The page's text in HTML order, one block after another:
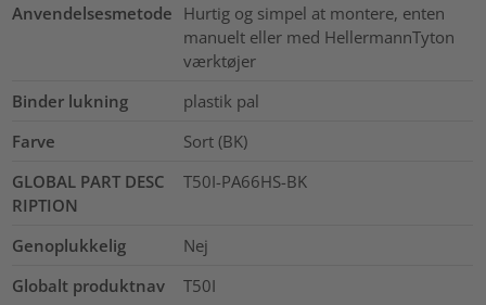
Anvendelsesmetode Hurtig og simpel at montere, enten
manuelt eller med HellermannTyton
værktøjer
Binder lukning
plastik pal
Farve
Sort (BK)
GLOBAL PART DESC
RIPTION
T50I-PA66HS-BK
Genoplukkelig
Nej
Globalt produktnav
T50I